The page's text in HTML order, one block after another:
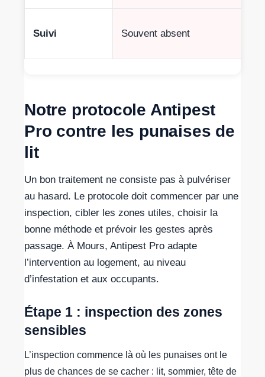
Suivi Souvent absent
Notre protocole Antipest
Pro contre les punaises de
lit
Un bon traitement ne consiste pas à pulvériser
au hasard. Le protocole doit commencer par une
inspection, cibler les zones utiles, choisir la
bonne méthode et prévoir les gestes après
passage. À Mours, Antipest Pro adapte
l’intervention au logement, au niveau
d’infestation et aux occupants.
Étape 1 : inspection des zones
sensibles
L’inspection commence là où les punaises ont le
plus de chances de se cacher : lit, sommier, tête de